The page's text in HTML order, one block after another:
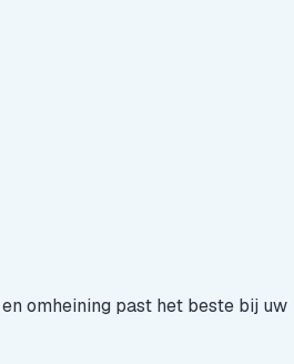
omheining past het beste bij uw